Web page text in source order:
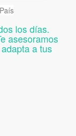
los días.
asesoramos
a tus